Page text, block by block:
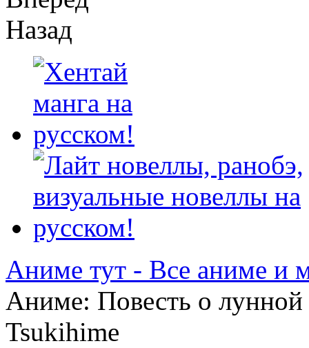
Назад
Аниме тут - Все аниме и
Аниме: Повесть о
Tsukihime